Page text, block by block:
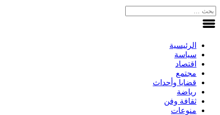
الرئيسية
سياسة
اقتصاد
مجتمع
قضايا وأحداث
رياضة
ثقافة وفن
منوعات